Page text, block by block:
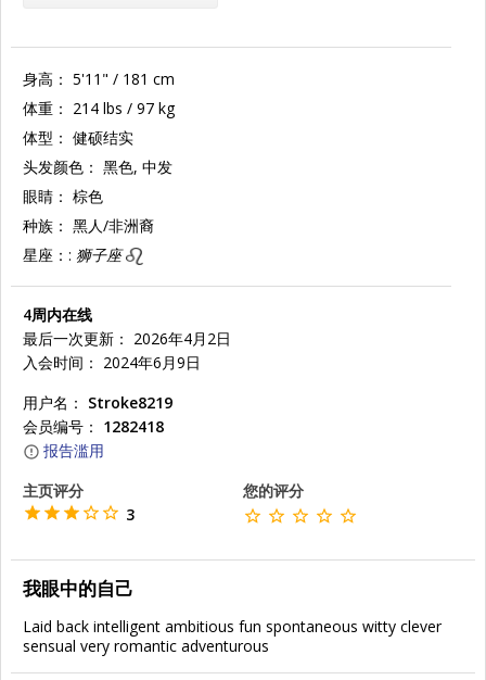
身高： 5'11" / 181 cm
体重： 214 lbs / 97 kg
体型： 健硕结实
头发颜色： 黑色, 中发
眼睛： 棕色
种族： 黑人/非洲裔
星座：: 狮子座
4周内在线
最后一次更新： 2026年4月2日
入会时间： 2024年6月9日
用户名： Stroke8219
会员编号： 1282418
报告滥用
主页评分
3
您的评分
我眼中的自己
Laid back intelligent ambitious fun spontaneous witty clever
sensual very romantic adventurous